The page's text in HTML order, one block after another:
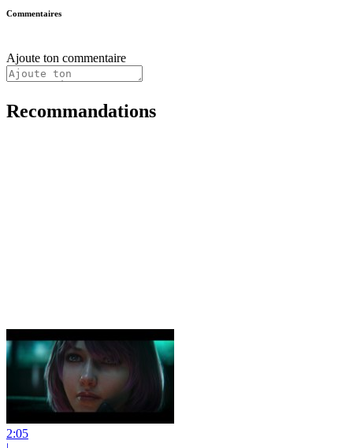
Commentaires
Ajoute ton commentaire
Recommandations
2:05